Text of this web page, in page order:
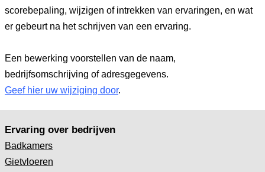
scorebepaling, wijzigen of intrekken van ervaringen, en wat
er gebeurt na het schrijven van een ervaring.
Een bewerking voorstellen van de naam,
bedrijfsomschrijving of adresgegevens.
Geef hier uw wijziging door.
Ervaring over bedrijven
Badkamers
Gietvloeren